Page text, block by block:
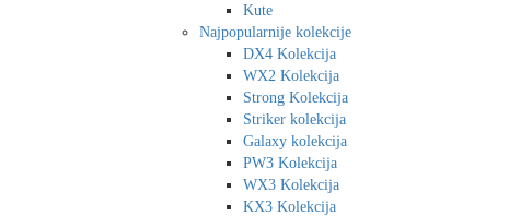
Kute
Najpopularnije kolekcije
DX4 Kolekcija
WX2 Kolekcija
Strong Kolekcija
Striker kolekcija
Galaxy kolekcija
PW3 Kolekcija
WX3 Kolekcija
KX3 Kolekcija